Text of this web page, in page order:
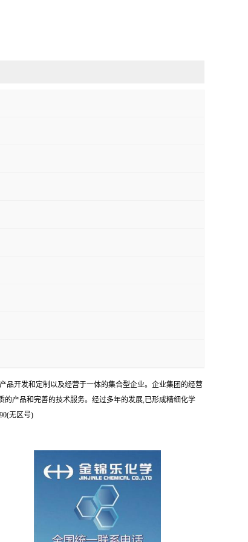
品开发和定制以及经营于一体的集合型企业。企业集团的经营
产品和完善的技术服务。经过多年的发展,已形成精细化学
无区号)